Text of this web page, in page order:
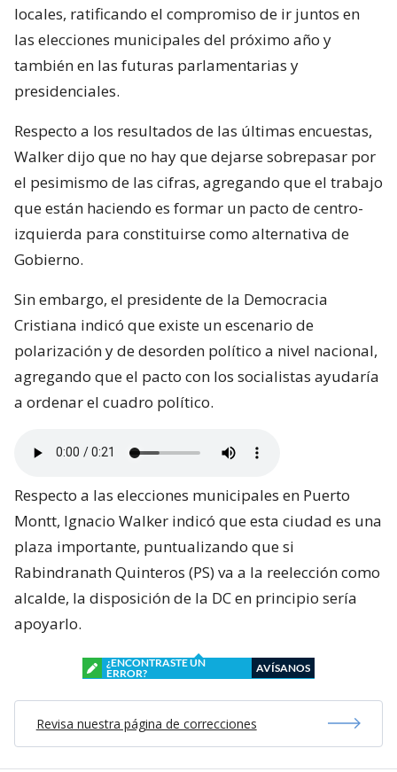
locales, ratificando el compromiso de ir juntos en
las elecciones municipales del próximo año y
también en las futuras parlamentarias y
presidenciales.
Respecto a los resultados de las últimas encuestas,
Walker dijo que no hay que dejarse sobrepasar por
el pesimismo de las cifras, agregando que el trabajo
que están haciendo es formar un pacto de centro-
izquierda para constituirse como alternativa de
Gobierno.
Sin embargo, el presidente de la Democracia
Cristiana indicó que existe un escenario de
polarización y de desorden político a nivel nacional,
agregando que el pacto con los socialistas ayudaría
a ordenar el cuadro político.
Respecto a las elecciones municipales en Puerto
Montt, Ignacio Walker indicó que esta ciudad es una
plaza importante, puntualizando que si
Rabindranath Quinteros (PS) va a la reelección como
alcalde, la disposición de la DC en principio sería
apoyarlo.
¿ENCONTRASTE UN
ERROR?
AVÍSANOS
Revisa nuestra página de correcciones